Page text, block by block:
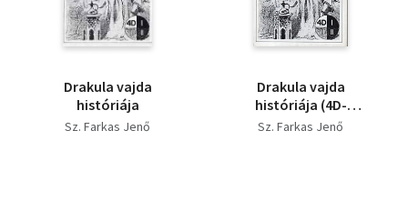
Drakula vajda
históriája
Sz. Farkas Jenő
Drakula vajda
históriája (4D-
könyvek)
Sz. Farkas Jenő